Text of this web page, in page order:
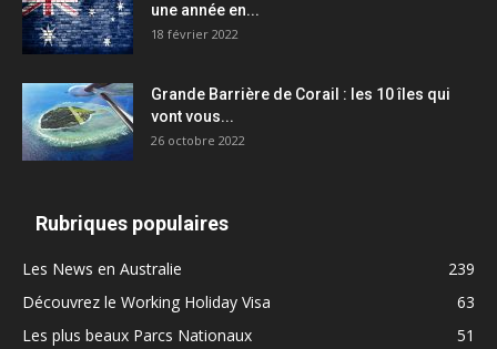
une année en...
18 février 2022
Grande Barrière de Corail : les 10 îles qui
vont vous...
26 octobre 2022
Rubriques populaires
Les News en Australie
239
Découvrez le Working Holiday Visa
63
Les plus beaux Parcs Nationaux
51